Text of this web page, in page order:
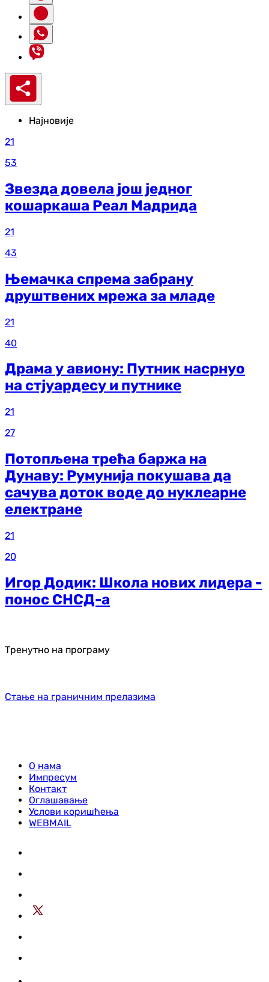
Најновије
21
53
Звезда довела још једног
кошаркаша Реал Мадрида
21
43
Њемачка спрема забрану
друштвених мрежа за младе
21
40
Драма у авиону: Путник насрнуо
на стјуардесу и путнике
21
27
Потопљена трећа баржа на
Дунаву: Румунија покушава да
сачува доток воде до нуклеарне
електране
21
20
Игор Додик: Школа нових лидера -
понос СНСД-а
Тренутно на програму
Стање на граничним прелазима
О нама
Импресум
Контакт
Оглашавање
Услови коришћења
WEBMAIL